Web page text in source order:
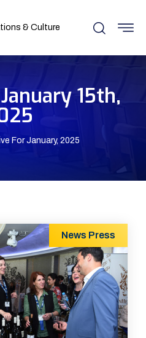
& Culture
15th,
For January, 2025
News Press